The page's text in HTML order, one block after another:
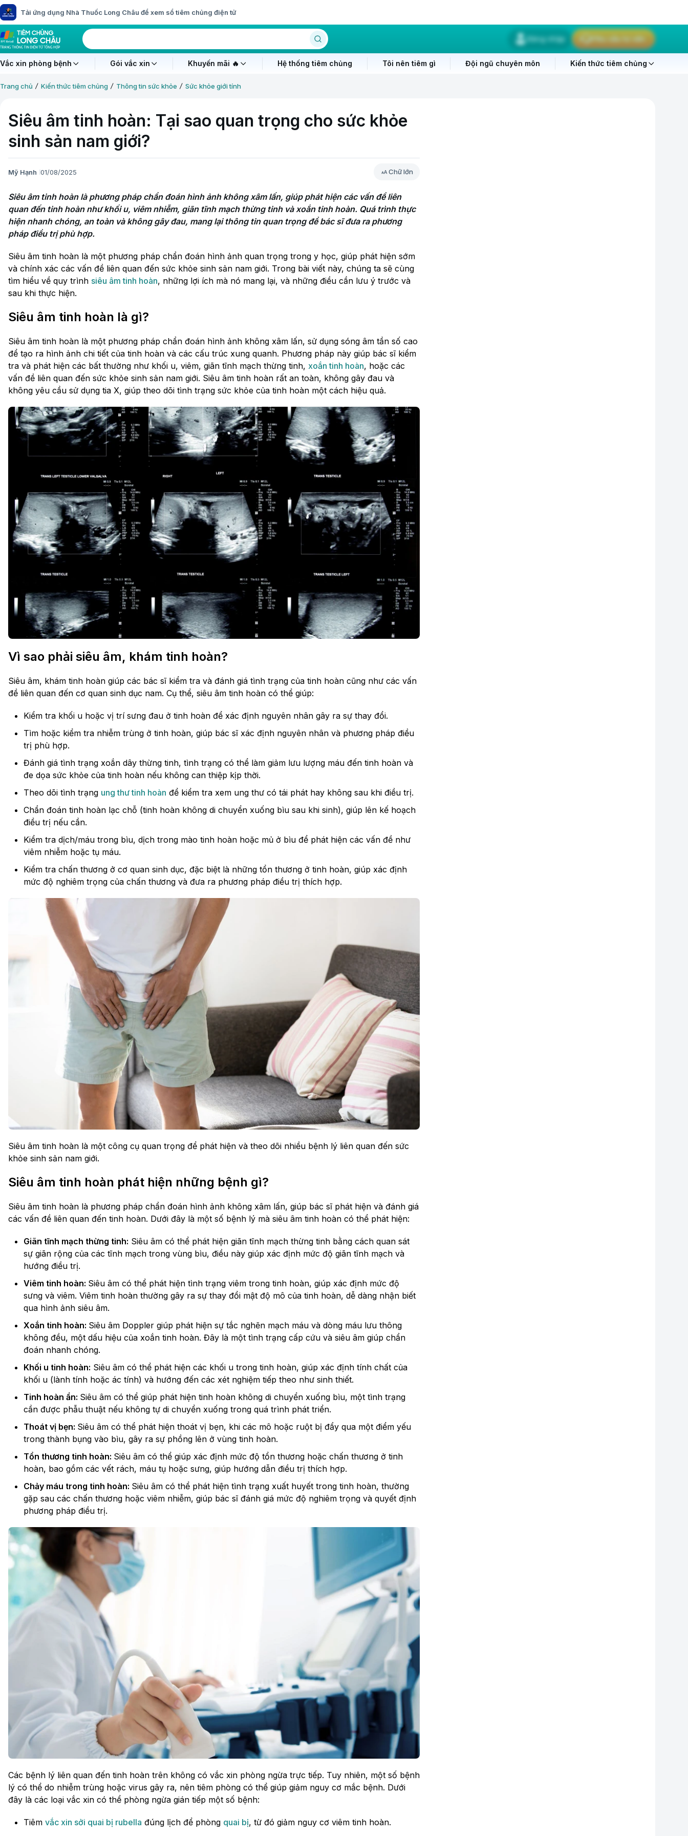
Tải ứng dụng Nhà Thuốc Long Châu để xem sổ tiêm chủng điện tử
Đăng nhập Yêu cầu tư vấn
Vắc xin phòng bệnh Gói vắc xin Khuyến mãi 🔥 Hệ thống tiêm chủng Tôi nên tiêm gì Đội ngũ chuyên môn Kiến thức tiêm chủng
Trang chủ Kiến thức tiêm chủng Thông tin sức khỏe Sức khỏe giới tính
Siêu âm tinh hoàn: Tại sao quan trọng cho sức khỏe
sinh sản nam giới?
Mỹ Hạnh 01/08/2025 Chữ lớn
Siêu âm tinh hoàn là phương pháp chẩn đoán hình ảnh không xâm lấn, giúp phát hiện các vấn đề liên
quan đến tinh hoàn như khối u, viêm nhiễm, giãn tĩnh mạch thừng tinh và xoắn tinh hoàn. Quá trình thực
hiện nhanh chóng, an toàn và không gây đau, mang lại thông tin quan trọng để bác sĩ đưa ra phương
pháp điều trị phù hợp.
Siêu âm tinh hoàn là một phương pháp chẩn đoán hình ảnh quan trọng trong y học, giúp phát hiện sớm
và chính xác các vấn đề liên quan đến sức khỏe sinh sản nam giới. Trong bài viết này, chúng ta sẽ cùng
tìm hiểu về quy trình siêu âm tinh hoàn, những lợi ích mà nó mang lại, và những điều cần lưu ý trước và
sau khi thực hiện.
Siêu âm tinh hoàn là gì?
Siêu âm tinh hoàn là một phương pháp chẩn đoán hình ảnh không xâm lấn, sử dụng sóng âm tần số cao
để tạo ra hình ảnh chi tiết của tinh hoàn và các cấu trúc xung quanh. Phương pháp này giúp bác sĩ kiểm
tra và phát hiện các bất thường như khối u, viêm, giãn tĩnh mạch thừng tinh, xoắn tinh hoàn, hoặc các
vấn đề liên quan đến sức khỏe sinh sản nam giới. Siêu âm tinh hoàn rất an toàn, không gây đau và
không yêu cầu sử dụng tia X, giúp theo dõi tình trạng sức khỏe của tinh hoàn một cách hiệu quả.
Vì sao phải siêu âm, khám tinh hoàn?
Siêu âm, khám tinh hoàn giúp các bác sĩ kiểm tra và đánh giá tình trạng của tinh hoàn cũng như các vấn
đề liên quan đến cơ quan sinh dục nam. Cụ thể, siêu âm tinh hoàn có thể giúp:
Kiểm tra khối u hoặc vị trí sưng đau ở tinh hoàn để xác định nguyên nhân gây ra sự thay đổi.
Tìm hoặc kiểm tra nhiễm trùng ở tinh hoàn, giúp bác sĩ xác định nguyên nhân và phương pháp điều
trị phù hợp.
Đánh giá tình trạng xoắn dây thừng tinh, tình trạng có thể làm giảm lưu lượng máu đến tinh hoàn và
đe dọa sức khỏe của tinh hoàn nếu không can thiệp kịp thời.
Theo dõi tình trạng ung thư tinh hoàn để kiểm tra xem ung thư có tái phát hay không sau khi điều trị.
Chẩn đoán tinh hoàn lạc chỗ (tinh hoàn không di chuyển xuống bìu sau khi sinh), giúp lên kế hoạch
điều trị nếu cần.
Kiểm tra dịch/máu trong bìu, dịch trong mào tinh hoàn hoặc mủ ở bìu để phát hiện các vấn đề như
viêm nhiễm hoặc tụ máu.
Kiểm tra chấn thương ở cơ quan sinh dục, đặc biệt là những tổn thương ở tinh hoàn, giúp xác định
mức độ nghiêm trọng của chấn thương và đưa ra phương pháp điều trị thích hợp.
Siêu âm tinh hoàn là một công cụ quan trọng để phát hiện và theo dõi nhiều bệnh lý liên quan đến sức
khỏe sinh sản nam giới.
Siêu âm tinh hoàn phát hiện những bệnh gì?
Siêu âm tinh hoàn là phương pháp chẩn đoán hình ảnh không xâm lấn, giúp bác sĩ phát hiện và đánh giá
các vấn đề liên quan đến tinh hoàn. Dưới đây là một số bệnh lý mà siêu âm tinh hoàn có thể phát hiện:
Giãn tĩnh mạch thừng tinh: Siêu âm có thể phát hiện giãn tĩnh mạch thừng tinh bằng cách quan sát
sự giãn rộng của các tĩnh mạch trong vùng bìu, điều này giúp xác định mức độ giãn tĩnh mạch và
hướng điều trị.
Viêm tinh hoàn: Siêu âm có thể phát hiện tình trạng viêm trong tinh hoàn, giúp xác định mức độ
sưng và viêm. Viêm tinh hoàn thường gây ra sự thay đổi mật độ mô của tinh hoàn, dễ dàng nhận biết
qua hình ảnh siêu âm.
Xoắn tinh hoàn: Siêu âm Doppler giúp phát hiện sự tắc nghẽn mạch máu và dòng máu lưu thông
không đều, một dấu hiệu của xoắn tinh hoàn. Đây là một tình trạng cấp cứu và siêu âm giúp chẩn
đoán nhanh chóng.
Khối u tinh hoàn: Siêu âm có thể phát hiện các khối u trong tinh hoàn, giúp xác định tính chất của
khối u (lành tính hoặc ác tính) và hướng đến các xét nghiệm tiếp theo như sinh thiết.
Tinh hoàn ẩn: Siêu âm có thể giúp phát hiện tinh hoàn không di chuyển xuống bìu, một tình trạng
cần được phẫu thuật nếu không tự di chuyển xuống trong quá trình phát triển.
Thoát vị bẹn: Siêu âm có thể phát hiện thoát vị bẹn, khi các mô hoặc ruột bị đẩy qua một điểm yếu
trong thành bụng vào bìu, gây ra sự phồng lên ở vùng tinh hoàn.
Tổn thương tinh hoàn: Siêu âm có thể giúp xác định mức độ tổn thương hoặc chấn thương ở tinh
hoàn, bao gồm các vết rách, máu tụ hoặc sưng, giúp hướng dẫn điều trị thích hợp.
Chảy máu trong tinh hoàn: Siêu âm có thể phát hiện tình trạng xuất huyết trong tinh hoàn, thường
gặp sau các chấn thương hoặc viêm nhiễm, giúp bác sĩ đánh giá mức độ nghiêm trọng và quyết định
phương pháp điều trị.
Các bệnh lý liên quan đến tinh hoàn trên không có vắc xin phòng ngừa trực tiếp. Tuy nhiên, một số bệnh
lý có thể do nhiễm trùng hoặc virus gây ra, nên tiêm phòng có thể giúp giảm nguy cơ mắc bệnh. Dưới
đây là các loại vắc xin có thể phòng ngừa gián tiếp một số bệnh:
Tiêm vắc xin sởi quai bị rubella đúng lịch để phòng quai bị, từ đó giảm nguy cơ viêm tinh hoàn.